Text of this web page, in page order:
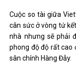
Cuộc so tài giữa
cân sức ở vòng tứ
nhà nhưng sẽ phải
phong độ độ rất cao
sân chính Hàng Đẫy.